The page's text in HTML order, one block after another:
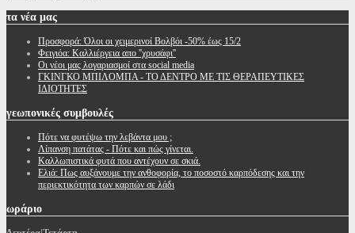
τα νέα μας
Προσφορά: Όλοι οι χειμερινοί Βολβόι -50% έως 15/2
Φειγιόα: Καλλιέργεια απο ''χρυσάφι''
Oι νέοι μας λογαριασμοί στα social media
ΓΚΙΝΓΚΟ ΜΠΙΛΟΜΠΑ - ΤΟ ΔΕΝΤΡΟ ΜΕ ΤΙΣ ΘΕΡΑΠΕΥΤΙΚΕΣ
ΙΔΙΟΤΗΤΕΣ
γεωπονικές συμβουλές
Πότε να φυτέψω την λεβάντα μου ;
Λίπανση πατάτας - Πότε και πώς γίνεται.
Καλλωπιστικά φυτά που αντέχουν σε σκιά.
Ελιά: Πως αυξάνουμε την ανθοφορία, το ποσοστό καρπόδεσης και την
περιεκτικότητα των καρπών σε λάδι
ωράριο